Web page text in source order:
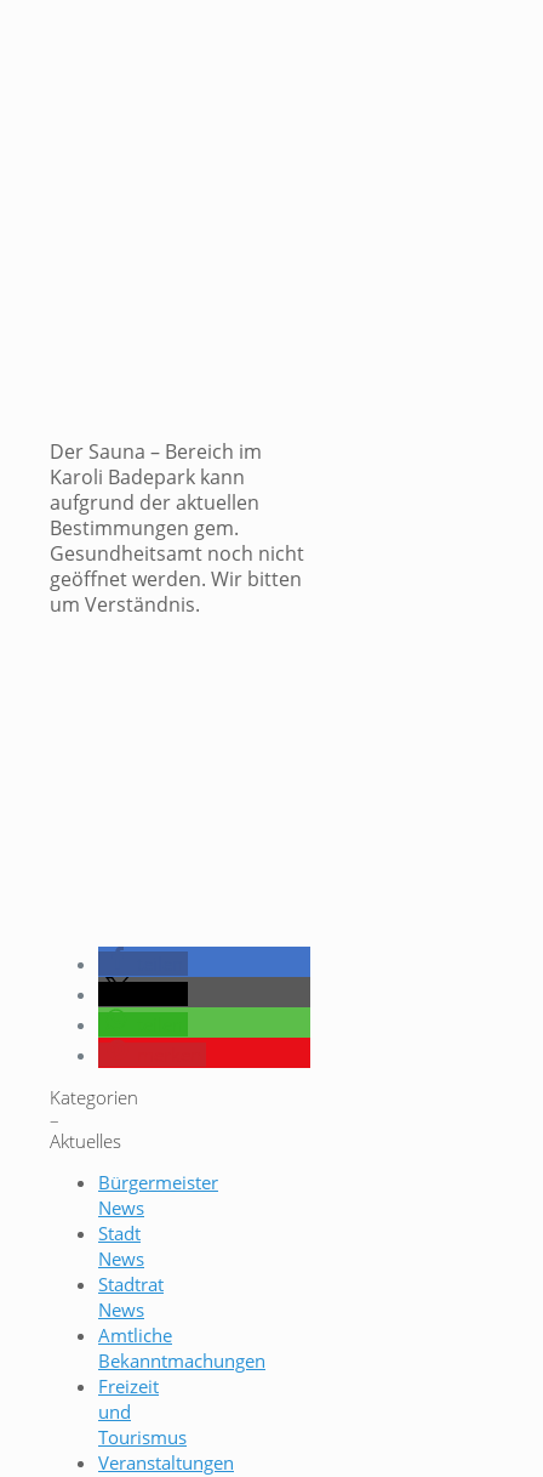
Der Sauna – Bereich im
Karoli Badepark kann
aufgrund der aktuellen
Bestimmungen gem.
Gesundheitsamt noch nicht
geöffnet werden. Wir bitten
um Verständnis.
Kategorien
–
Aktuelles
Bürgermeister
News
Stadt
News
Stadtrat
News
Amtliche
Bekanntmachungen
Freizeit
und
Tourismus
Veranstaltungen